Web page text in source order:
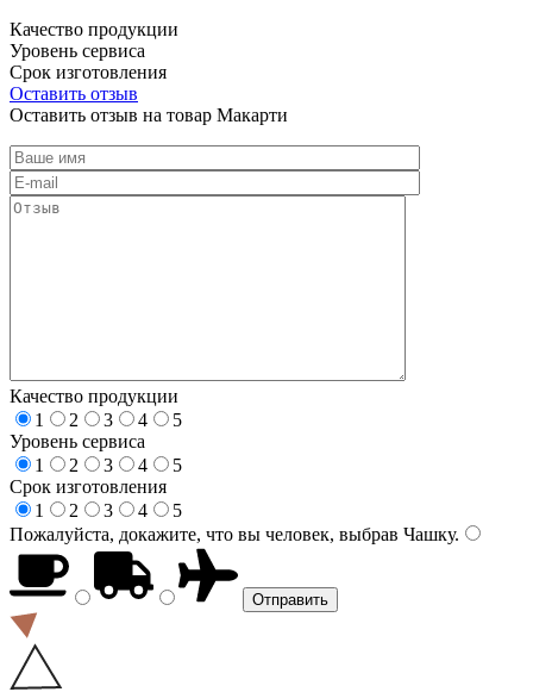
Качество продукции
Уровень сервиса
Срок изготовления
Оставить отзыв
Оставить отзыв на товар Макарти
Качество продукции
1
2 3 4
5
Уровень сервиса
1
2 3 4
5
Срок изготовления
1
2 3 4
5
Пожалуйста, докажите, что вы человек, выбрав Чашку.